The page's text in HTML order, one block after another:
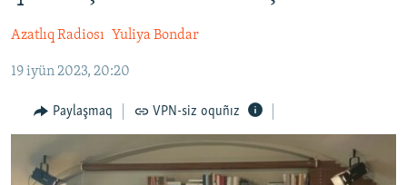
Qıdıruvğa
qaytmaq
MEDENİYET
İNSAN AQLARI
VİDEO
BLOGLAR
Azatlıq Radiosı Yuliya Bondar
19 iyün 2023, 20:20
Paylaşmaq VPN-siz oquñız